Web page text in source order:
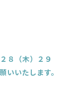
８（木）２９
いいたします。